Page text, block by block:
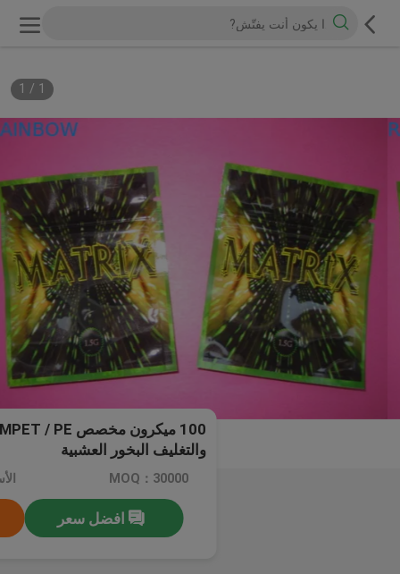
1
/
1
والتغليف البخور العشبية
MOQ：30000
افضل سعر